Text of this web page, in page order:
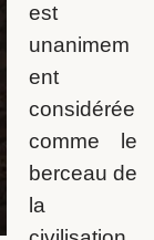
est
unanimem
ent
considérée
comme le
berceau de
la